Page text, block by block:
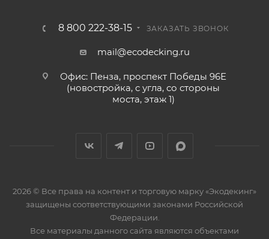
8 800 222-38-15 ЗАКАЗАТЬ ЗВОНОК
mail@ecodecking.ru
Офис: Пенза, проспект Победы 96Е
(новостройка, с угла, со стороны
моста, этаж 1)
2026 © Все права на контент и торговую марку «Экодекинг»
защищены соответствующими законами Российской
Федерации.
Все материалы данного сайта являются объектами